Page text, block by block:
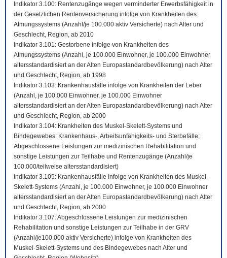
Indikator 3.100: Rentenzugänge wegen verminderter Erwerbsfähigkeit in
der Gesetzlichen Rentenversicherung infolge von Krankheiten des
Atmungssystems (Anzahl/je 100.000 aktiv Versicherte) nach Alter und
Geschlecht, Region, ab 2010
Indikator 3.101: Gestorbene infolge von Krankheiten des
Atmungssystems (Anzahl, je 100.000 Einwohner, je 100.000 Einwohner
altersstandardisiert an der Alten Europastandardbevölkerung) nach Alter
und Geschlecht, Region, ab 1998
Indikator 3.103: Krankenhausfälle infolge von Krankheiten der Leber
(Anzahl, je 100.000 Einwohner, je 100.000 Einwohner
altersstandardisiert an der Alten Europastandardbevölkerung) nach Alter
und Geschlecht, Region, ab 2000
Indikator 3.104: Krankheiten des Muskel-Skelett-Systems und
Bindegewebes: Krankenhaus-, Arbeitsunfähigkeits- und Sterbefälle;
Abgeschlossene Leistungen zur medizinischen Rehabilitation und
sonstige Leistungen zur Teilhabe und Rentenzugänge (Anzahl/je
100.000/teilweise altersstandardisiert)
Indikator 3.105: Krankenhausfälle infolge von Krankheiten des Muskel-
Skelett-Systems (Anzahl, je 100.000 Einwohner, je 100.000 Einwohner
altersstandardisiert an der Alten Europastandardbevölkerung) nach Alter
und Geschlecht, Region, ab 2000
Indikator 3.107: Abgeschlossene Leistungen zur medizinischen
Rehabilitation und sonstige Leistungen zur Teilhabe in der GRV
(Anzahl/je100.000 aktiv Versicherte) infolge von Krankheiten des
Muskel-Skelett-Systems und des Bindegewebes nach Alter und